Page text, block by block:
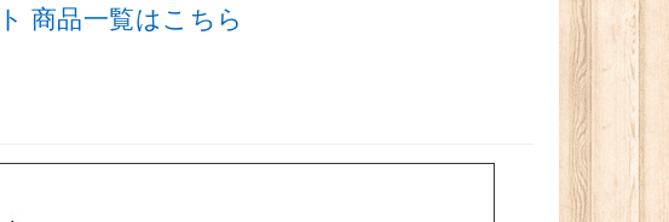
商品一覧はこちら